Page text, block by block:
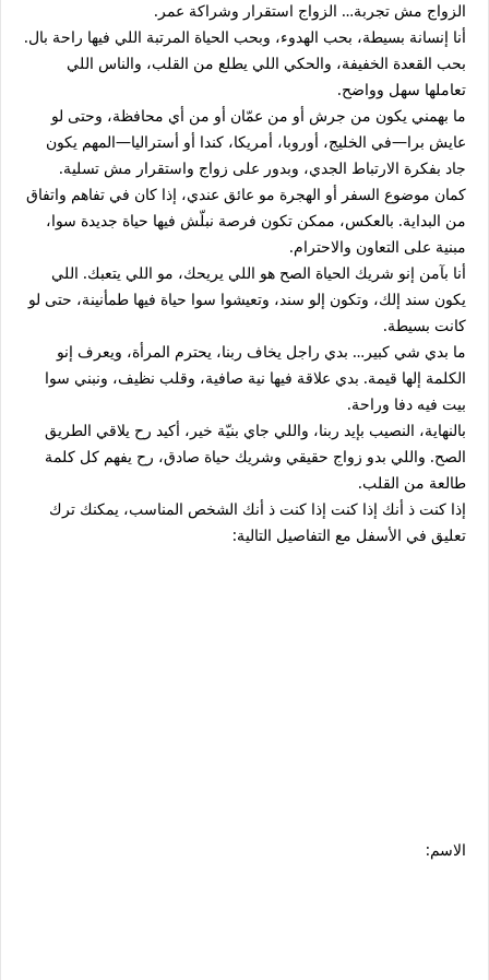
الزواج مش تجربة… الزواج استقرار وشراكة عمر.
أنا إنسانة بسيطة، بحب الهدوء، وبحب الحياة المرتبة اللي فيها راحة بال.
بحب القعدة الخفيفة، والحكي اللي يطلع من القلب، والناس اللي
تعاملها سهل وواضح.
ما بهمني يكون من جرش أو من عمّان أو من أي محافظة، وحتى لو
عايش برا—في الخليج، أوروبا، أمريكا، كندا أو أستراليا—المهم يكون
جاد بفكرة الارتباط الجدي، وبدور على زواج واستقرار مش تسلية.
كمان موضوع السفر أو الهجرة مو عائق عندي، إذا كان في تفاهم واتفاق
من البداية. بالعكس، ممكن تكون فرصة نبلّش فيها حياة جديدة سوا،
مبنية على التعاون والاحترام.
أنا بآمن إنو شريك الحياة الصح هو اللي يريحك، مو اللي يتعبك. اللي
يكون سند إلك، وتكون إلو سند، وتعيشوا سوا حياة فيها طمأنينة، حتى لو
كانت بسيطة.
ما بدي شي كبير… بدي راجل يخاف ربنا، يحترم المرأة، ويعرف إنو
الكلمة إلها قيمة. بدي علاقة فيها نية صافية، وقلب نظيف، ونبني سوا
بيت فيه دفا وراحة.
بالنهاية، النصيب بإيد ربنا، واللي جاي بنيّة خير، أكيد رح يلاقي الطريق
الصح. واللي بدو زواج حقيقي وشريك حياة صادق، رح يفهم كل كلمة
طالعة من القلب.
إذا كنت ذ أنك إذا كنت إذا كنت ذ أنك الشخص المناسب، يمكنك ترك
تعليق في الأسفل مع التفاصيل التالية:
الاسم: